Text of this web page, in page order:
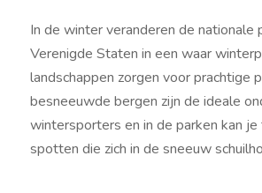
In de winter veranderen de nationale
Verenigde Staten in een waar
landschappen zorgen voor prachtige
besneeuwde bergen zijn de ideale
wintersporters en in de parken kan
spotten die zich in de sneeuw